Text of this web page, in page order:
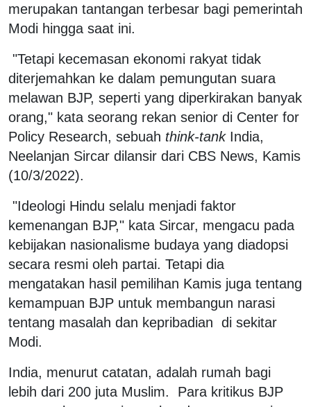
merupakan tantangan terbesar bagi pemerintah
Modi hingga saat ini.
"Tetapi kecemasan ekonomi rakyat tidak
diterjemahkan ke dalam pemungutan suara
melawan BJP, seperti yang diperkirakan banyak
orang," kata seorang rekan senior di Center for
Policy Research, sebuah think-tankIndia,
Neelanjan Sircar dilansir dari CBS News, Kamis
(10/3/2022).
"Ideologi Hindu selalu menjadi faktor
kemenangan BJP," kata Sircar, mengacu pada
kebijakan nasionalisme budaya yang diadopsi
secara resmi oleh partai. Tetapi dia
mengatakan hasil pemilihan Kamis juga tentang
kemampuan BJP untuk membangun narasi
tentang masalah dan kepribadian di sekitar
Modi.
India, menurut catatan, adalah rumah bagi
lebih dari 200 juta Muslim. Para kritikus BJP